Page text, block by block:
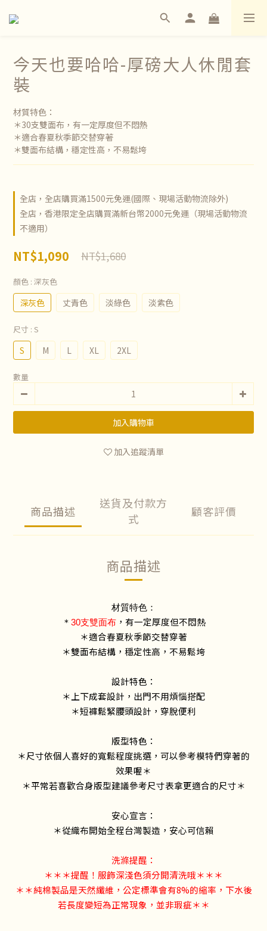
今天也要哈哈-厚磅大人休閒套
裝
材質特色：
＊30支雙面布，有一定厚度但不悶熱
＊適合春夏秋季節交替穿著
＊雙面布結構，穩定性高，不易鬆垮
全店，全店購買滿1500元免運(國際、現場活動物流除外)
全店，香港限定全店購買滿新台幣2000元免運（現場活動物流
不適用）
NT$1,090 NT$1,680
顏色 : 深灰色
深灰色 丈青色 淡綠色 淡紫色
尺寸 : S
S M L XL 2XL
數量
加入購物車
加入追蹤清單
商品描述
送貨及付款方
式
顧客評價
商品描述
材質特色：
＊ 30支雙面布，有一定厚度但不悶熱
＊適合春夏秋季節交替穿著
＊雙面布結構，穩定性高，不易鬆垮
設計特色：
＊上下成套設計，出門不用煩惱搭配
＊短褲鬆緊腰頭設計，穿脫便利
版型特色：
＊尺寸依個人喜好的寬鬆程度挑選，可以參考模特們穿著的
效果喔＊
＊平常若喜歡合身版型建議參考尺寸表拿更適合的尺寸＊
安心宣言：
＊從織布開始全程台灣製造，安心可信賴
洗滌提醒：
＊＊＊提醒！服飾深淺色須分開清洗哦＊＊＊
＊＊純棉製品是天然纖維，公定標準會有8%的縮率，下水後
若長度變短為正常現象，並非瑕疵＊＊